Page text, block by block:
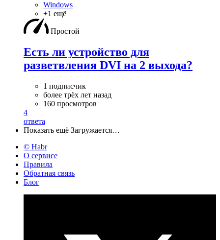
Windows
+1 ещё
Простой
Есть ли устройство для
разветвления DVI на 2 выхода?
1 подписчик
более трёх лет назад
160 просмотров
4
ответа
Показать ещё Загружается…
© Habr
О сервисе
Правила
Обратная связь
Блог